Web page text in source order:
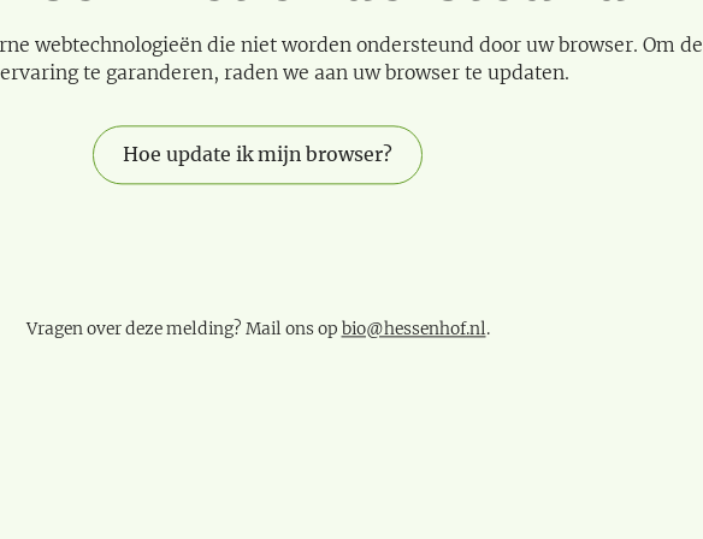
webtechnologieën die niet worden ondersteund door uw browser. Om de
te garanderen, raden we aan uw browser te updaten.
Hoe update ik mijn browser?
Vragen over deze melding? Mail ons op bio@hessenhof.nl.